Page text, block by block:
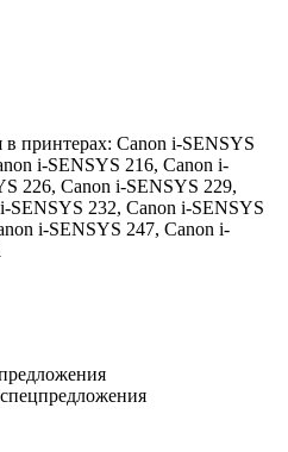
принтерах: Canon i-SENSYS
i-SENSYS 216, Canon i-
226, Canon i-SENSYS 229,
SENSYS 232, Canon i-SENSYS
i-SENSYS 247, Canon i-